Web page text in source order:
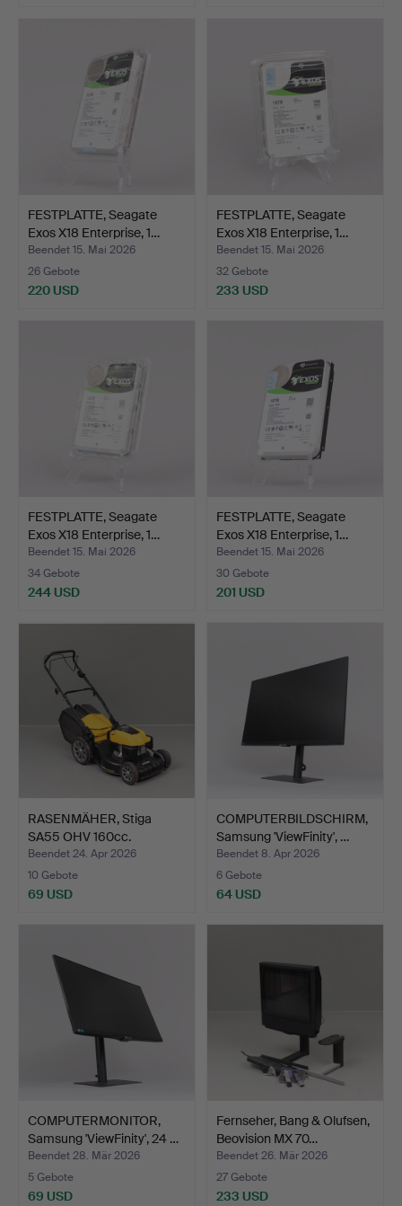
FESTPLATTE, Seagate
Exos X18 Enterprise, 1…
Beendet 15. Mai 2026
26 Gebote
220 USD
FESTPLATTE, Seagate
Exos X18 Enterprise, 1…
Beendet 15. Mai 2026
32 Gebote
233 USD
FESTPLATTE, Seagate
Exos X18 Enterprise, 1…
Beendet 15. Mai 2026
34 Gebote
244 USD
FESTPLATTE, Seagate
Exos X18 Enterprise, 1…
Beendet 15. Mai 2026
30 Gebote
201 USD
RASENMÄHER, Stiga
SA55 OHV 160cc.
Beendet 24. Apr 2026
10 Gebote
69 USD
COMPUTERBILDSCHIRM,
Samsung 'ViewFinity', …
Beendet 8. Apr 2026
6 Gebote
64 USD
COMPUTERMONITOR,
Samsung 'ViewFinity', 24 …
Beendet 28. Mär 2026
5 Gebote
69 USD
Fernseher, Bang & Olufsen,
Beovision MX 70…
Beendet 26. Mär 2026
27 Gebote
233 USD